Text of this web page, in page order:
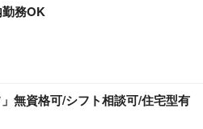
務OK
」無資格可/シフト相談可/住宅型有